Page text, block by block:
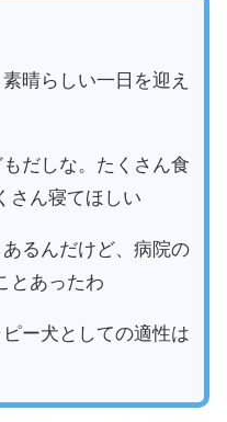
晴らしい一日を迎え
だしな。たくさん食
さん寝てほしい
るんだけど、病院の
とあったわ
ー犬としての適性は